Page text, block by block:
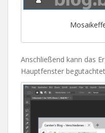
Anschließend kann das
Hauptfenster